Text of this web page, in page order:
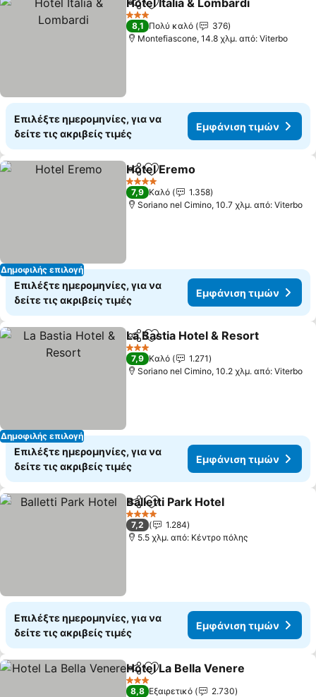
Κοινοποίηση
Προσθήκη στα αγαπημένα
Hotel Italia & Lombardi
3 Αστέρια
8,1 Πολύ καλό
376
Montefiascone, 14.8 χλμ. από: Viterbo
Επιλέξτε ημερομηνίες, για να
δείτε τις ακριβείς τιμές
Εμφάνιση τιμών
Δημοφιλής επιλογή
Κοινοποίηση
Προσθήκη στα αγαπημένα
Hotel Eremo
4 Αστέρια
7,9 Καλό
1.358
Soriano nel Cimino, 10.7 χλμ. από: Viterbo
Επιλέξτε ημερομηνίες, για να
δείτε τις ακριβείς τιμές
Εμφάνιση τιμών
Δημοφιλής επιλογή
Κοινοποίηση
Προσθήκη στα αγαπημένα
La Bastia Hotel & Resort
3 Αστέρια
7,9 Καλό
1.271
Soriano nel Cimino, 10.2 χλμ. από: Viterbo
Επιλέξτε ημερομηνίες, για να
δείτε τις ακριβείς τιμές
Εμφάνιση τιμών
Κοινοποίηση
Προσθήκη στα αγαπημένα
Balletti Park Hotel
4 Αστέρια
7,2
1.284
5.5 χλμ. από: Κέντρο πόλης
Επιλέξτε ημερομηνίες, για να
δείτε τις ακριβείς τιμές
Εμφάνιση τιμών
Κοινοποίηση
Προσθήκη στα αγαπημένα
Hotel La Bella Venere
3 Αστέρια
8,8 Εξαιρετικό
2.730